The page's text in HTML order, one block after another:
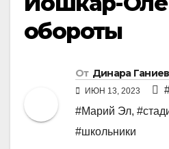
обороты
От Динара
ИЮН 13, 2023
#Марий Эл,
#школьники